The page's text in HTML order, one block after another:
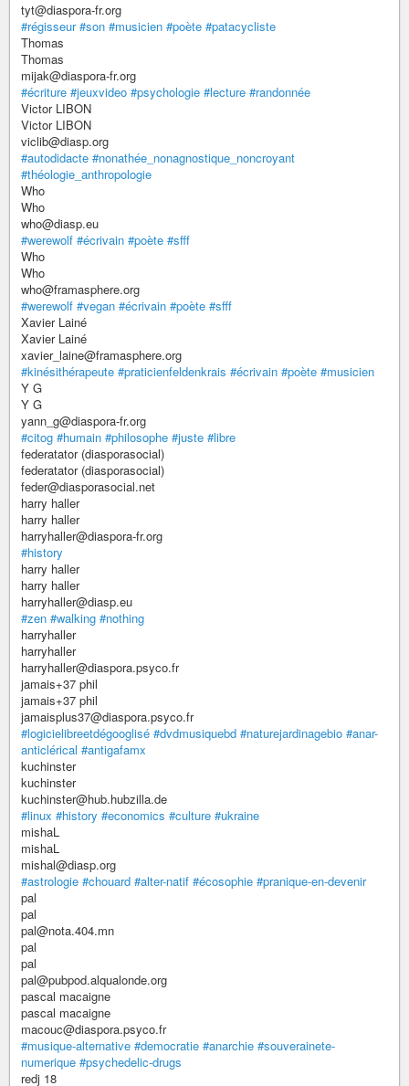
tyt@diaspora-fr.org
#régisseur #son #musicien #poète #patacycliste
Thomas
Thomas
mijak@diaspora-fr.org
#écriture #jeuxvideo #psychologie #lecture #randonnée
Victor LIBON
Victor LIBON
viclib@diasp.org
#autodidacte #nonathée_nonagnostique_noncroyant
#théologie_anthropologie
Who
Who
who@diasp.eu
#werewolf #écrivain #poète #sfff
Who
Who
who@framasphere.org
#werewolf #vegan #écrivain #poète #sfff
Xavier Lainé
Xavier Lainé
xavier_laine@framasphere.org
#kinésithérapeute #praticienfeldenkrais #écrivain #poète #musicien
Y G
Y G
yann_g@diaspora-fr.org
#citog #humain #philosophe #juste #libre
federatator (diasporasocial)
federatator (diasporasocial)
feder@diasporasocial.net
harry haller
harry haller
harryhaller@diaspora-fr.org
#history
harry haller
harry haller
harryhaller@diasp.eu
#zen #walking #nothing
harryhaller
harryhaller
harryhaller@diaspora.psyco.fr
jamais+37 phil
jamais+37 phil
jamaisplus37@diaspora.psyco.fr
#logicielibreetdégooglisé #dvdmusiquebd #naturejardinagebio #anar-
anticlérical #antigafamx
kuchinster
kuchinster
kuchinster@hub.hubzilla.de
#linux #history #economics #culture #ukraine
mishaL
mishaL
mishal@diasp.org
#astrologie #chouard #alter-natif #écosophie #pranique-en-devenir
pal
pal
pal@nota.404.mn
pal
pal
pal@pubpod.alqualonde.org
pascal macaigne
pascal macaigne
macouc@diaspora.psyco.fr
#musique-alternative #democratie #anarchie #souverainete-
numerique #psychedelic-drugs
redj 18